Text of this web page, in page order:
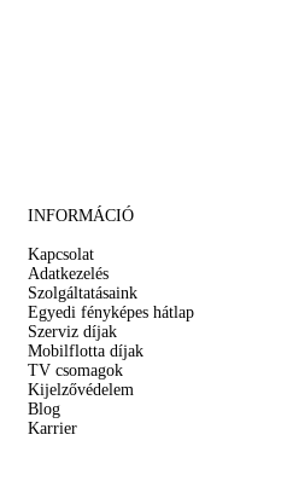
INFORMÁCIÓ
Kapcsolat
Adatkezelés
Szolgáltatásaink
Egyedi fényképes hátlap
Szerviz díjak
Mobilflotta díjak
TV csomagok
Kijelzővédelem
Blog
Karrier